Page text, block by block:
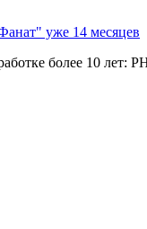
уже 14 месяцев
более 10